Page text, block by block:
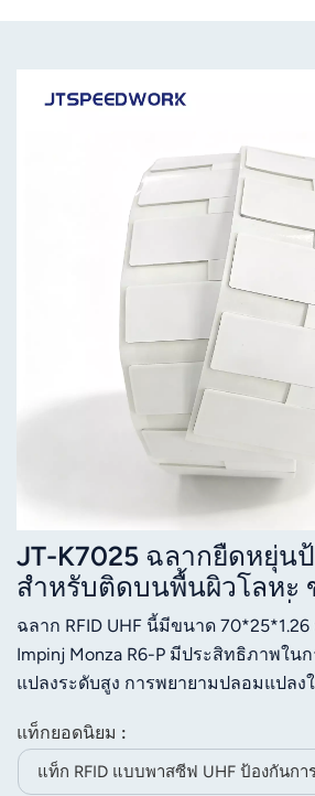
JT-K7025 ฉลากยืดหยุ่น
สำหรับติดบนพื้นผิวโลหะ
70*25*1.26 มม. ความถี่
RFID UHF พร้อมชิป
P
ฉลาก RFID UHF นี้มีขนาด
Impinj Monza R6-P มีประสิทธิภาพใน
แปลงระดับสูง การพยายามปลอมแปลง
โดยไม่ได้รับอนุญาตได้อย่างมีประสิทธิ
สามารถพิมพ์ได้ เข้ากันได้กับเครื่องพิม
แท็กยอดนิยม :
แท็ก RFID แบบพาสซีฟ UHF ป้องกันก